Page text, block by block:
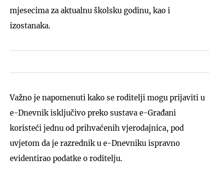
mjesecima za aktualnu školsku godinu, kao i
izostanaka.
Važno je napomenuti kako se roditelji mogu prijaviti u
e-Dnevnik isključivo preko sustava e-Građani
koristeći jednu od prihvaćenih vjerodajnica, pod
uvjetom da je razrednik u e-Dnevniku ispravno
evidentirao podatke o roditelju.